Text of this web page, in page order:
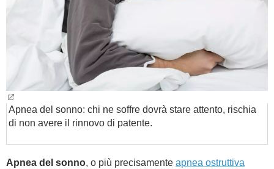
FORUM
Apnea del sonno: chi ne soffre dovrà stare attento, rischia
di non avere il rinnovo di patente.
Apnea del sonno, o più precisamente apnea ostruttiva